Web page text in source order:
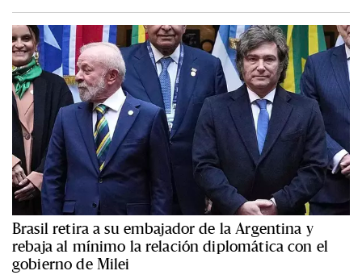
Brasil retira a su embajador de la Argentina y
rebaja al mínimo la relación diplomática con el
gobierno de Milei